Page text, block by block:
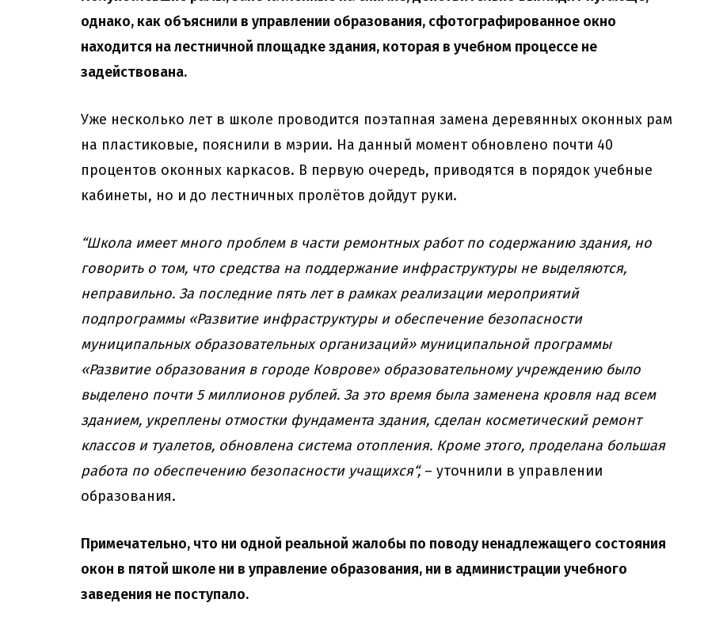
однако, как объяснили в управлении образования, сфотографированное окно
находится на лестничной площадке здания, которая в учебном процессе не
задействована.
Уже несколько лет в школе проводится поэтапная замена деревянных оконных рам
на пластиковые, пояснили в мэрии. На данный момент обновлено почти 40
процентов оконных каркасов. В первую очередь, приводятся в порядок учебные
кабинеты, но и до лестничных пролётов дойдут руки.
“Школа имеет много проблем в части ремонтных работ по содержанию здания, но
говорить о том, что средства на поддержание инфраструктуры не выделяются,
неправильно. За последние пять лет в рамках реализации мероприятий
подпрограммы «Развитие инфраструктуры и обеспечение безопасности
муниципальных образовательных организаций» муниципальной программы
«Развитие образования в городе Коврове» образовательному учреждению было
выделено почти 5 миллионов рублей. За это время была заменена кровля над всем
зданием, укреплены отмостки фундамента здания, сделан косметический ремонт
классов и туалетов, обновлена система отопления. Кроме этого, проделана большая
работа по обеспечению безопасности учащихся“,– уточнили в управлении
образования.
Примечательно, что ни одной реальной жалобы по поводу ненадлежащего состояния
окон в пятой школе ни в управление образования, ни в администрации учебного
заведения не поступало.